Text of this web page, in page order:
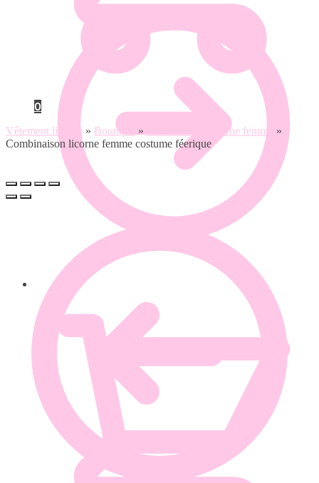
0.00
0
Vêtement licorne » Boutique » Combinaison licorne femme
»
Combinaison licorne femme costume féerique